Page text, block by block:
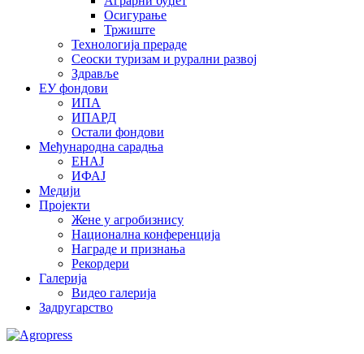
Осигурање
Тржиште
Технологија прераде
Сеоски туризам и рурални развој
Здравље
ЕУ фондови
ИПА
ИПАРД
Остали фондови
Међународна сарадња
ЕНАЈ
ИФАЈ
Медији
Пројекти
Жене у агробизнису
Национална конференција
Награде и признања
Рекордери
Галерија
Видео галерија
Задругарство